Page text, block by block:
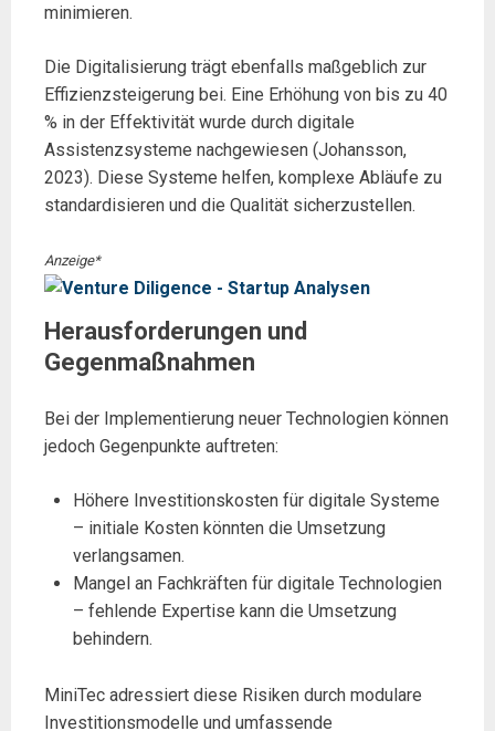
minimieren.
Die Digitalisierung trägt ebenfalls maßgeblich zur
Effizienzsteigerung bei. Eine Erhöhung von bis zu 40
% in der Effektivität wurde durch digitale
Assistenzsysteme nachgewiesen (Johansson,
2023). Diese Systeme helfen, komplexe Abläufe zu
standardisieren und die Qualität sicherzustellen.
Anzeige*
Herausforderungen und
Gegenmaßnahmen
Bei der Implementierung neuer Technologien können
jedoch Gegenpunkte auftreten:
Höhere Investitionskosten für digitale Systeme
– initiale Kosten könnten die Umsetzung
verlangsamen.
Mangel an Fachkräften für digitale Technologien
– fehlende Expertise kann die Umsetzung
behindern.
MiniTec adressiert diese Risiken durch modulare
Investitionsmodelle und umfassende